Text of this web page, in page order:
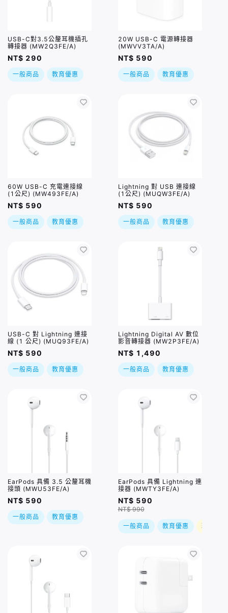
USB-C對3.5公釐耳機插孔
轉接器 (MW2Q3FE/A)
NT$ 290
一般商品 教育優惠
20W USB-C 電源轉接器
(MWVV3TA/A)
NT$ 590
一般商品 教育優惠
60W USB-C 充電連接線
(1公尺) (MW493FE/A)
NT$ 590
一般商品 教育優惠
Lightning 對 USB 連接線
(1公尺) (MUQW3FE/A)
NT$ 590
一般商品 教育優惠
USB-C 對 Lightning 連接
線 (1 公尺) (MUQ93FE/A)
NT$ 590
一般商品 教育優惠
Lightning Digital AV 數位
影音轉接器 (MW2P3FE/A)
NT$ 1,490
一般商品 教育優惠
EarPods 具備 3.5 公釐耳機
接頭 (MWU53FE/A)
NT$ 590
一般商品 教育優惠
EarPods 具備 Lightning 連
接器 (MWTY3FE/A)
NT$ 590
NT$ 990
一般商品 教育優惠 現折